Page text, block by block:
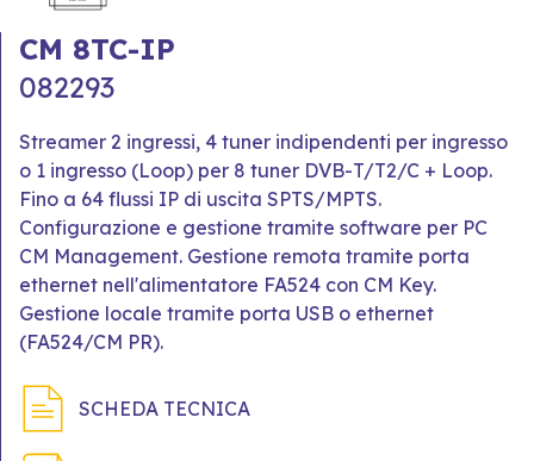
CM 8TC-IP
082293
Streamer 2 ingressi, 4 tuner indipendenti per ingresso
o 1 ingresso (Loop) per 8 tuner DVB-T/T2/C + Loop.
Fino a 64 flussi IP di uscita SPTS/MPTS.
Configurazione e gestione tramite software per PC
CM Management. Gestione remota tramite porta
ethernet nell'alimentatore FA524 con CM Key.
Gestione locale tramite porta USB o ethernet
(FA524/CM PR).
SCHEDA TECNICA